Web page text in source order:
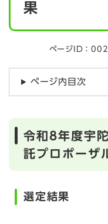
果
ページID：
ページ内目次
令和8年度宇
託プロポーザ
選定結果